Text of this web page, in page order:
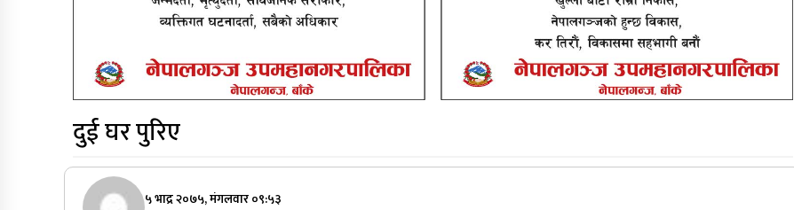
दुई घर पुरिए
५ भाद्र २०७५, मंगलवार ०९:५३